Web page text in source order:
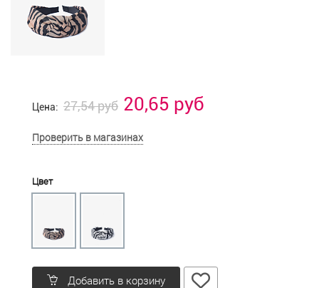
Цена: 27,54 руб 20,65 руб
Проверить в магазинах
Цвет
Добавить в корзину